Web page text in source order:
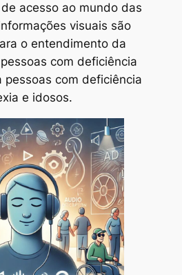
acesso ao mundo das
visuais são
o entendimento da
com deficiência
pessoas com deficiência
e idosos.